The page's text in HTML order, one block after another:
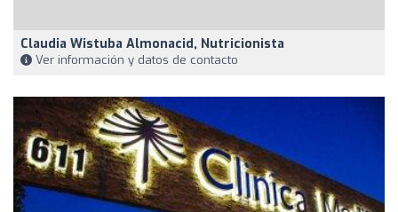
Claudia Wistuba Almonacid, Nutricionista
Ver información y datos de contacto